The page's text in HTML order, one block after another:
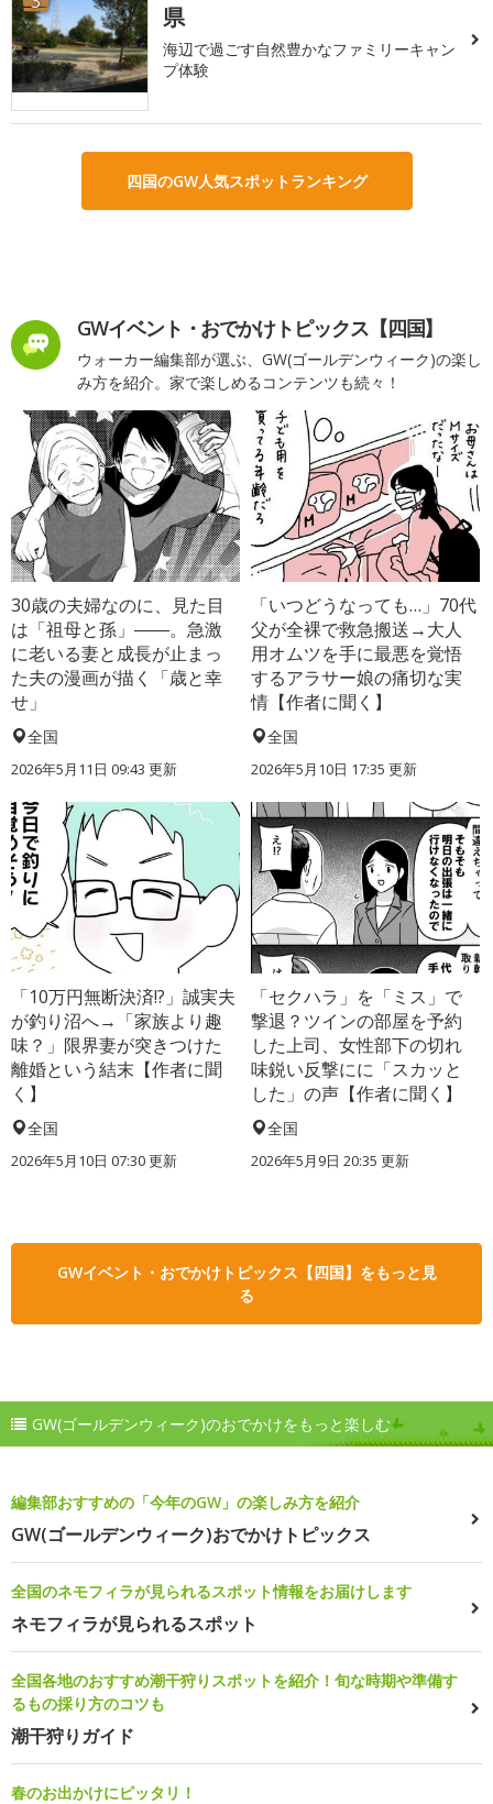
県
海辺で過ごす自然豊かなファミリーキャン
プ体験
四国のGW人気スポットランキング
GWイベント・おでかけトピックス【四国】
ウォーカー編集部が選ぶ、GW(ゴールデンウィーク)の楽し
み方を紹介。家で楽しめるコンテンツも続々！
30歳の夫婦なのに、見た目
は「祖母と孫」――。急激
に老いる妻と成長が止まっ
た夫の漫画が描く「歳と幸
せ」
全国
2026年5月11日 09:43 更新
「いつどうなっても…」70代
父が全裸で救急搬送→大人
用オムツを手に最悪を覚悟
するアラサー娘の痛切な実
情【作者に聞く】
全国
2026年5月10日 17:35 更新
「10万円無断決済!?」誠実夫
が釣り沼へ→「家族より趣
味？」限界妻が突きつけた
離婚という結末【作者に聞
く】
全国
2026年5月10日 07:30 更新
「セクハラ」を「ミス」で
撃退？ツインの部屋を予約
した上司、女性部下の切れ
味鋭い反撃にに「スカッと
した」の声【作者に聞く】
全国
2026年5月9日 20:35 更新
GWイベント・おでかけトピックス【四国】をもっと見
る
GW(ゴールデンウィーク)のおでかけをもっと楽しむ
編集部おすすめの「今年のGW」の楽しみ方を紹介
GW(ゴールデンウィーク)おでかけトピックス
全国のネモフィラが見られるスポット情報をお届けします
ネモフィラが見られるスポット
全国各地のおすすめ潮干狩りスポットを紹介！旬な時期や準備す
るもの採り方のコツも
潮干狩りガイド
春のお出かけにピッタリ！